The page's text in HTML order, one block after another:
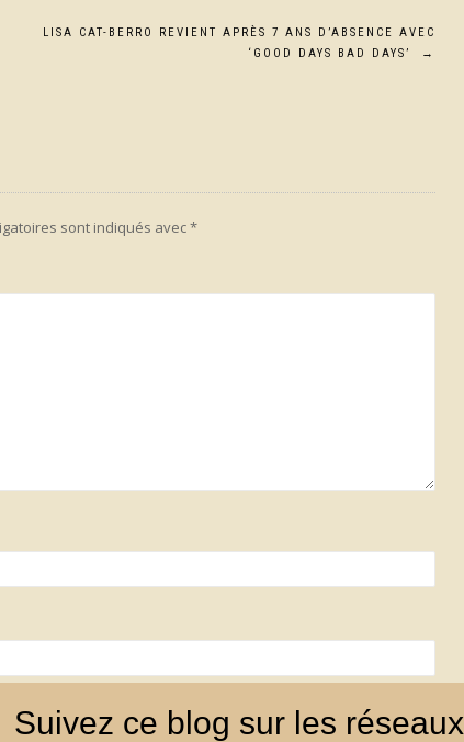
LISA CAT-BERRO REVIENT APRÈS 7 ANS D’ABSENCE AVEC
‘GOOD DAYS BAD DAYS’
→
sont indiqués avec*
Suivez ce blog sur les réseaux